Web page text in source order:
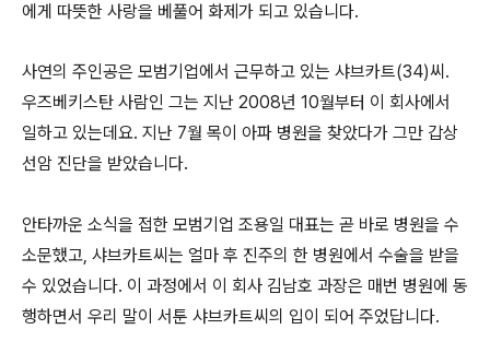
에게 따뜻한 사랑을 베풀어 화제가 되고 있습니다.
사연의 주인공은 모범기업에서 근무하고 있는 샤브카트(34)씨.
우즈베키스탄 사람인 그는 지난 2008년 10월부터 이 회사에서
일하고 있는데요. 지난 7월 목이 아파 병원을 찾았다가 그만 갑상
선암 진단을 받았습니다.
안타까운 소식을 접한 모범기업 조용일 대표는 곧 바로 병원을 수
소문했고, 샤브카트씨는 얼마 후 진주의 한 병원에서 수술을 받을
수 있었습니다. 이 과정에서 이 회사 김남호 과장은 매번 병원에 동
행하면서 우리 말이 서툰 샤브카트씨의 입이 되어 주었답니다.